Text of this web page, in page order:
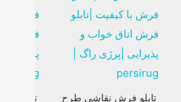
تابلو فرش نقاشی طرح
تابلو